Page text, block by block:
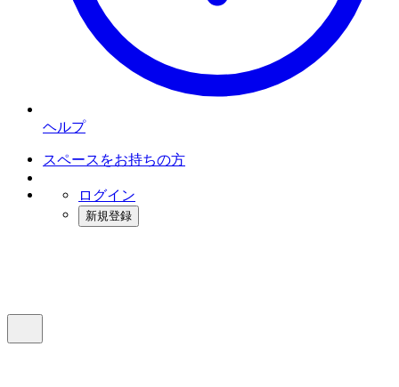
ヘルプ
スペースをお持ちの方
ログイン
新規登録